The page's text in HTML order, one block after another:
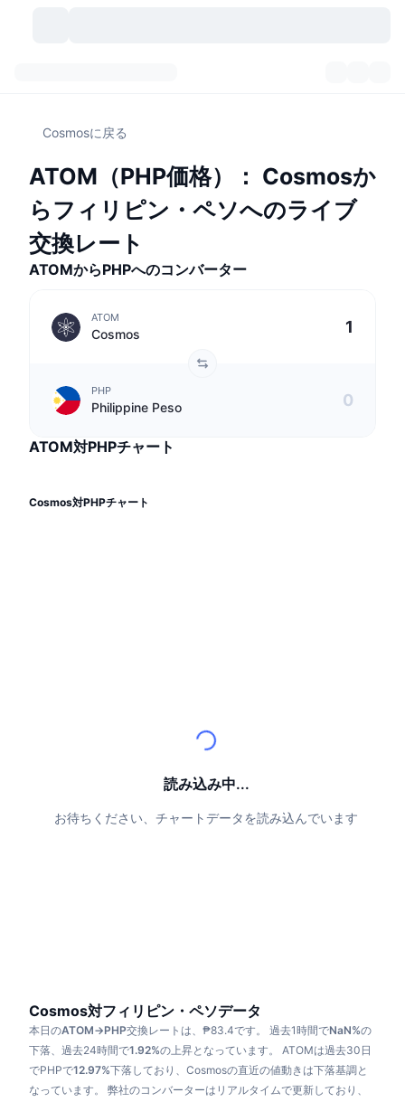
カテゴリー
過去のスナップショット
トークンのロック解除
利回り
上場予定
トレンド
スポーツ
ファイナンス
テック
現物市場
暗号資産の数
ビットコイントレジャリー
取引所の流入/流出
恐怖と強欲指数・
CoinMarketCap 100インデックス
暗号資産ETF
RSI
MACD
シグナル
人気急上昇
新規
値上がり銘柄
ミームエクスプローラー
トップトレーダー
中央集権型取引所
現物
デリバティブ
コミュニティ
フィード
トピック
記事一覧
センチメント
API
DEX API
エンタープライズ
料金
CMCエージェントハブ
スキルマーケットプレイス
プロダクト
コンバーター
ニュースレター
CMC Launch
サイトウィジェット
ビデオ一覧
暗号資産用語集
Cosmosに戻る
ATOM（PHP価格）： Cosmosか
らフィリピン・ペソへのライブ
交換レート
ATOMからPHPへのコンバーター
ATOM
Cosmos
PHP
Philippine Peso
ATOM対PHPチャート
Cosmos対PHPチャート
読み込み中...
お待ちください、チャートデータを読み込んでいます
Cosmos対フィリピン・ペソデータ
本日のATOM→PHP交換レートは、₱83.4です。 過去1時間でNaN%の
下落、過去24時間で1.92%の上昇となっています。
ATOMは過去30日
でPHPで12.97%下落しており、Cosmosの直近の値動きは下落基調と
なっています。 弊社のコンバーターはリアルタイムで更新しており、